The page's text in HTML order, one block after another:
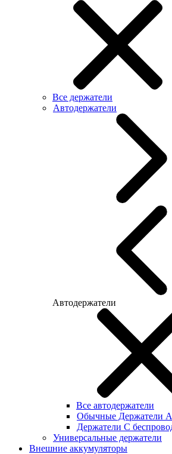
Все держатели
Автодержатели
Автодержатели
Все автодержатели
Обычные Держатели
Держатели С
Универсальные держатели
Внешние аккумуляторы